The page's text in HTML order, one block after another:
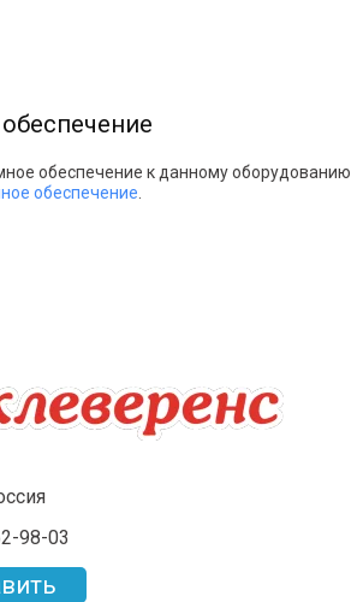
обеспечение к данному оборудованию
обеспечение
98-03